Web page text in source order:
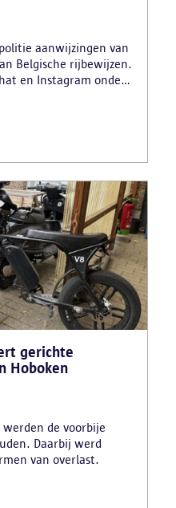
aanwijzingen van
Belgische rijbewijzen.
en Instagram onder
reclame voor het
voor fraude bij
in beeld die
zonder vereiste
uit het
gerichte
Hoboken
de voorbije
Daarbij werd
van overlast.